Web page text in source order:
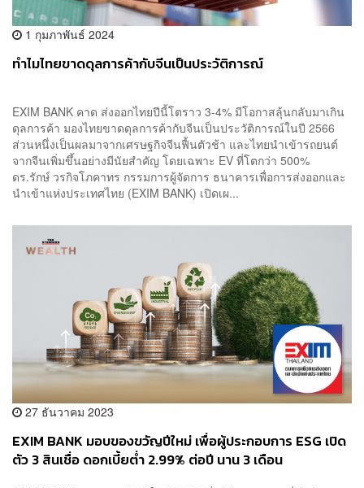
1 กุมภาพันธ์ 2024
ทำไมไทยขาดดุลการค้ากับจีนเป็นประวัติการณ์
EXIM BANK คาด ส่งออกไทยปีนี้โตราว 3-4% มีโอกาสลุ้นกลับมาเกิน
ดุลการค้า มองไทยขาดดุลการค้ากับจีนเป็นประวัติการณ์ในปี 2566
ส่วนหนึ่งเป็นผลมาจากเศรษฐกิจจีนฟื้นตัวช้า และไทยนำเข้ารถยนต์
จากจีนเพิ่มขึ้นอย่างมีนัยสำคัญ โดยเฉพาะ EV ที่โตกว่า 500%
ดร.รักษ์ วรกิจโภคาทร กรรมการผู้จัดการ ธนาคารเพื่อการส่งออกและ
นำเข้าแห่งประเทศไทย (EXIM BANK) เปิดเผ...
27 ธันวาคม 2023
EXIM BANK มอบของขวัญปีใหม่ เพื่อผู้ประกอบการ ESG เปิด
ตัว 3 สินเชื่อ ดอกเบี้ยต่ำ 2.99% ต่อปี นาน 3 เดือน